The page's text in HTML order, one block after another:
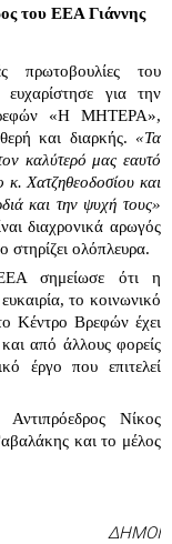
του ΕΕΑ Γιάννης
πρωτοβουλίες του
ευχαρίστησε για την
«Η ΜΗΤΕΡΑ»,
και διαρκής. «Τα
καλύτερό μας εαυτό
κ. Χατζηθεοδοσίου και
και την ψυχή τους»
διαχρονικά αρωγός
στηρίζει ολόπλευρα.
σημείωσε ότι η
το κοινωνικό
Κέντρο Βρεφών έχει
από άλλους φορείς
έργο που επιτελεί
Νίκος
και το μέλος
ΔΗΜΟΙ